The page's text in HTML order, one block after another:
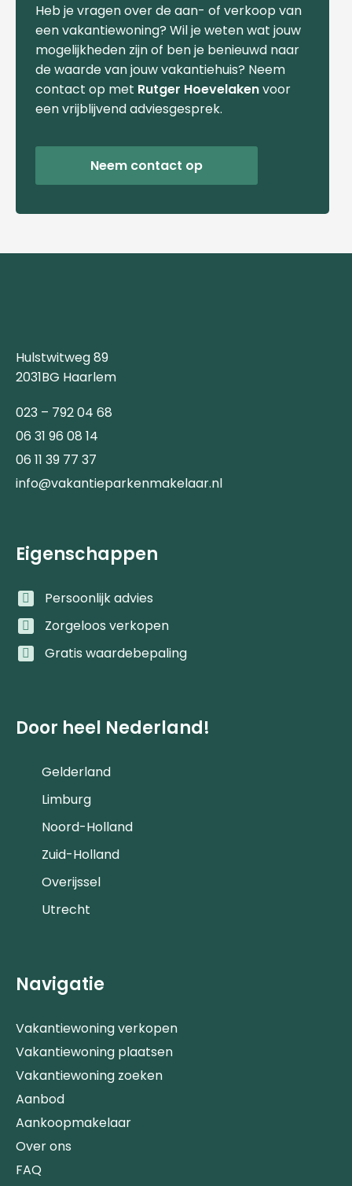
Heb je vragen over de aan- of verkoop van
een vakantiewoning? Wil je weten wat jouw
mogelijkheden zijn of ben je benieuwd naar
de waarde van jouw vakantiehuis? Neem
contact op met Rutger Hoevelakenvoor
een vrijblijvend adviesgesprek.
Neem contact op
Hulstwitweg 89
2031BG Haarlem
023 – 792 04 68
06 31 96 08 14
06 11 39 77 37
info@vakantieparkenmakelaar.nl
Eigenschappen
Persoonlijk advies
Zorgeloos verkopen
Gratis waardebepaling
Door heel Nederland!
Gelderland
Limburg
Noord-Holland
Zuid-Holland
Overijssel
Utrecht
Navigatie
Vakantiewoning verkopen
Vakantiewoning plaatsen
Vakantiewoning zoeken
Aanbod
Aankoopmakelaar
Over ons
FAQ